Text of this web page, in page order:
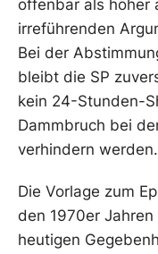
offenbar als höher
irreführenden
Bei der
bleibt die SP
kein 24-Stunden-
Dammbruch bei
verhindern werden.
Die Vorlage zum
den 1970er
heutigen